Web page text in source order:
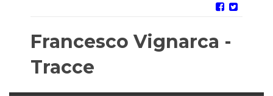
Francesco Vignarca -
Tracce